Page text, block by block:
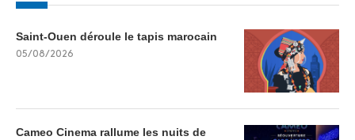
Saint-Ouen déroule le tapis marocain
05/08/2026
Cameo Cinema rallume les nuits de